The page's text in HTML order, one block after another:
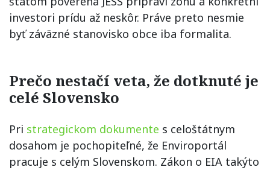
investori prídu až neskôr. Práve preto nesmie
byť záväzné stanovisko obce iba formalita.
Prečo nestačí veta, že dotknuté je
celé Slovensko
Pri strategickom dokumente s celoštátnym
dosahom je pochopiteľné, že Enviroportál
pracuje s celým Slovenskom. Zákon o EIA takýto